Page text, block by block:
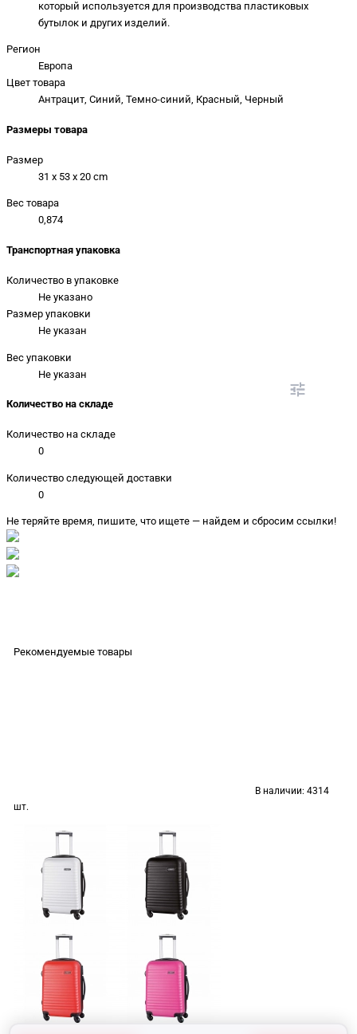
который используется для производства пластиковых
бутылок и других изделий.
Регион
Европа
Цвет товара
Антрацит, Синий, Темно-синий, Красный, Черный
Размеры товара
Размер
31 x 53 x 20 cm
Вес товара
0,874
Транспортная упаковка
Количество в упаковке
Не указано
Размер упаковки
Не указан
Вес упаковки
Не указан
Количество на складе
Количество на складе
0
Количество следующей доставки
0
Не теряйте время, пишите, что ищете — найдем и сбросим ссылки!
Рекомендуемые товары
В наличии: 4314
шт.